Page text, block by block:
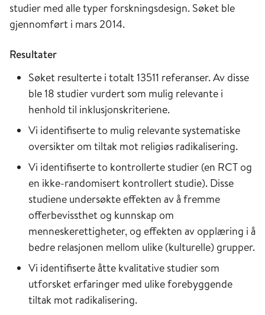
studier med alle typer forskningsdesign. Søket ble
gjennomført i mars 2014.
Resultater
Søket resulterte i totalt 13511 referanser. Av disse
ble 18 studier vurdert som mulig relevante i
henhold til inklusjonskriteriene.
Vi identifiserte to mulig relevante systematiske
oversikter om tiltak mot religiøs radikalisering.
Vi identifiserte to kontrollerte studier (en RCT og
en ikke-randomisert kontrollert studie). Disse
studiene undersøkte effekten av å fremme
offerbevissthet og kunnskap om
menneskerettigheter, og effekten av opplæring i å
bedre relasjonen mellom ulike (kulturelle) grupper.
Vi identifiserte åtte kvalitative studier som
utforsket erfaringer med ulike forebyggende
tiltak mot radikalisering.